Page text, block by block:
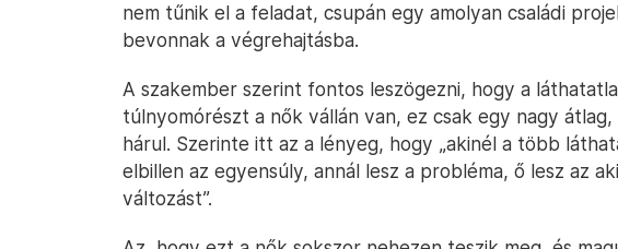
nem tűnik el a feladat, csupán egy amolyan családi
bevonnak a végrehajtásba.
A szakember szerint fontos leszögezni, hogy a
túlnyomórészt a nők vállán van, ez csak egy nagy
hárul. Szerinte itt az a lényeg, hogy „akinél a több
elbillen az egyensúly, annál lesz a probléma, ő lesz az
változást”.